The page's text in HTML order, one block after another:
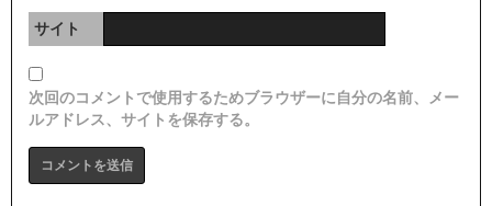
サイト
次回のコメントで使用するためブラウザーに自分の名前、メー
ルアドレス、サイトを保存する。